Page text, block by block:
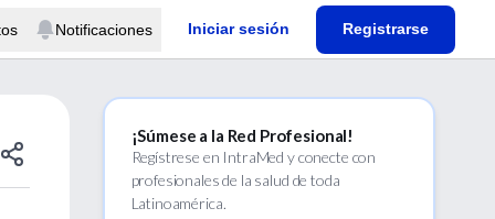
Notificaciones Iniciar sesión Registrarse
¡Súmese a la Red Profesional!
Regístrese en IntraMed y conecte con
profesionales de la salud de toda
Latinoamérica.